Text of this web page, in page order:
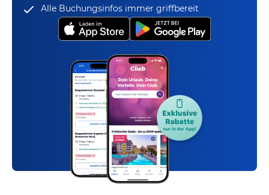
Alle Buchungsinfos immer griffbereit